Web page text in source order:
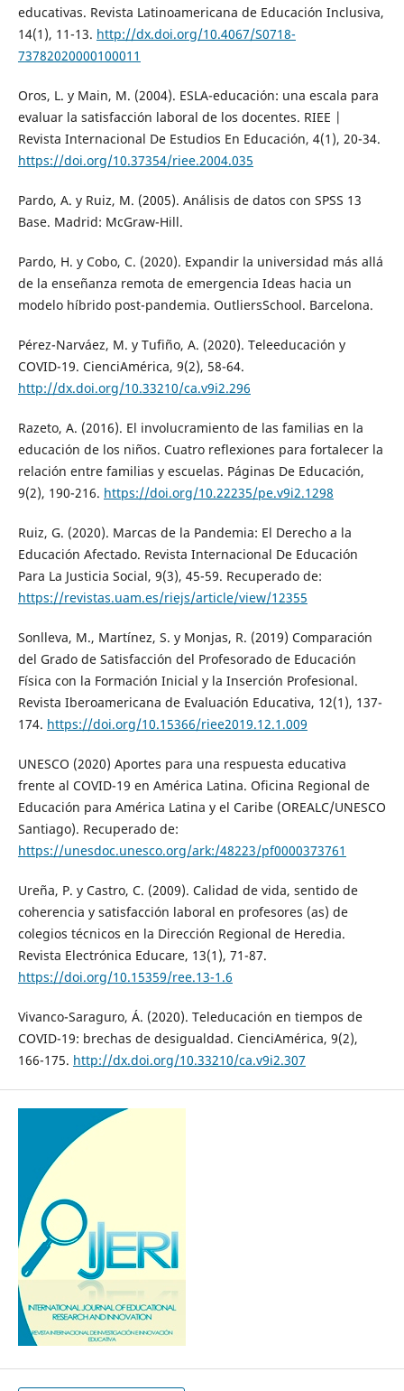
educativas. Revista Latinoamericana de Educación Inclusiva,
14(1), 11-13. http://dx.doi.org/10.4067/S0718-
73782020000100011
Oros, L. y Main, M. (2004). ESLA-educación: una escala para
evaluar la satisfacción laboral de los docentes. RIEE |
Revista Internacional De Estudios En Educación, 4(1), 20-34.
https://doi.org/10.37354/riee.2004.035
Pardo, A. y Ruiz, M. (2005). Análisis de datos con SPSS 13
Base. Madrid: McGraw-Hill.
Pardo, H. y Cobo, C. (2020). Expandir la universidad más allá
de la enseñanza remota de emergencia Ideas hacia un
modelo híbrido post-pandemia. OutliersSchool. Barcelona.
Pérez-Narváez, M. y Tufiño, A. (2020). Teleeducación y
COVID-19. CienciAmérica, 9(2), 58-64.
http://dx.doi.org/10.33210/ca.v9i2.296
Razeto, A. (2016). El involucramiento de las familias en la
educación de los niños. Cuatro reflexiones para fortalecer la
relación entre familias y escuelas. Páginas De Educación,
9(2), 190-216. https://doi.org/10.22235/pe.v9i2.1298
Ruiz, G. (2020). Marcas de la Pandemia: El Derecho a la
Educación Afectado. Revista Internacional De Educación
Para La Justicia Social, 9(3), 45-59. Recuperado de:
https://revistas.uam.es/riejs/article/view/12355
Sonlleva, M., Martínez, S. y Monjas, R. (2019) Comparación
del Grado de Satisfacción del Profesorado de Educación
Física con la Formación Inicial y la Inserción Profesional.
Revista Iberoamericana de Evaluación Educativa, 12(1), 137-
174. https://doi.org/10.15366/riee2019.12.1.009
UNESCO (2020) Aportes para una respuesta educativa
frente al COVID-19 en América Latina. Oficina Regional de
Educación para América Latina y el Caribe (OREALC/UNESCO
Santiago). Recuperado de:
https://unesdoc.unesco.org/ark:/48223/pf0000373761
Ureña, P. y Castro, C. (2009). Calidad de vida, sentido de
coherencia y satisfacción laboral en profesores (as) de
colegios técnicos en la Dirección Regional de Heredia.
Revista Electrónica Educare, 13(1), 71-87.
https://doi.org/10.15359/ree.13-1.6
Vivanco-Saraguro, Á. (2020). Teleducación en tiempos de
COVID-19: brechas de desigualdad. CienciAmérica, 9(2),
166-175. http://dx.doi.org/10.33210/ca.v9i2.307